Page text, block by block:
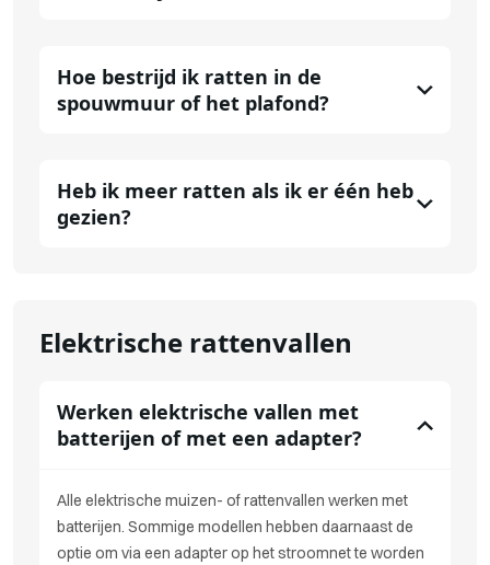
Hoe bestrijd ik ratten in de
spouwmuur of het plafond?
Heb ik meer ratten als ik er één heb
gezien?
Elektrische rattenvallen
Werken elektrische vallen met
batterijen of met een adapter?
Alle elektrische muizen- of rattenvallen werken met
batterijen. Sommige modellen hebben daarnaast de
optie om via een adapter op het stroomnet te worden